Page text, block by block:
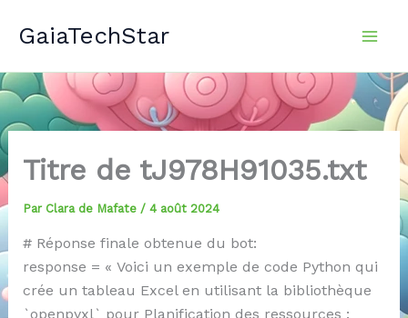
GaiaTechStar
Titre de tJ978H91035.txt
Par Clara de Mafate / 4 août 2024
# Réponse finale obtenue du bot:
response = « Voici un exemple de code Python qui
crée un tableau Excel en utilisant la bibliothèque
`openpyxl` pour Planification des ressources :